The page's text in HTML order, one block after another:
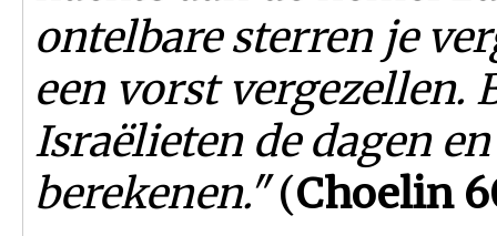
ontelbare sterren je
een vorst vergezellen.
Israëlieten de dagen
berekenen."(Choelin